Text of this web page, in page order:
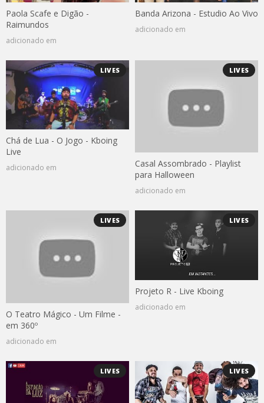
Paola Scafe e Digão -
Raimundos
adicionado em
Banda Arizona - Estudio Ao Vivo
adicionado em
LIVES
Chá de Lua - O Jogo - Kboing
Live
adicionado em
LIVES
Casal Assombrado - Playlist
para Halloween
adicionado em
LIVES
O Teatro Mágico - Um Filme -
em 360º
adicionado em
LIVES
Projeto R - Live Kboing
adicionado em
LIVES LIVES